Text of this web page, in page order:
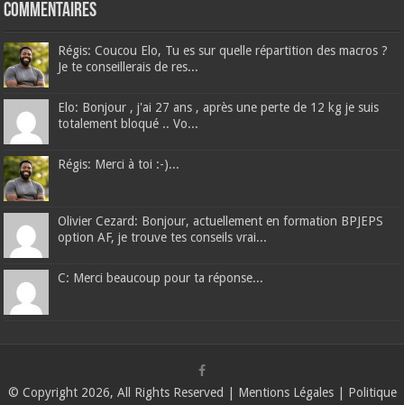
Commentaires
Régis: Coucou Elo, Tu es sur quelle répartition des macros ?
Je te conseillerais de res...
Elo: Bonjour , j'ai 27 ans , après une perte de 12 kg je suis
totalement bloqué .. Vo...
Régis: Merci à toi :-)...
Olivier Cezard: Bonjour, actuellement en formation BPJEPS
option AF, je trouve tes conseils vrai...
C: Merci beaucoup pour ta réponse...
© Copyright 2026, All Rights Reserved | Mentions Légales| Politique